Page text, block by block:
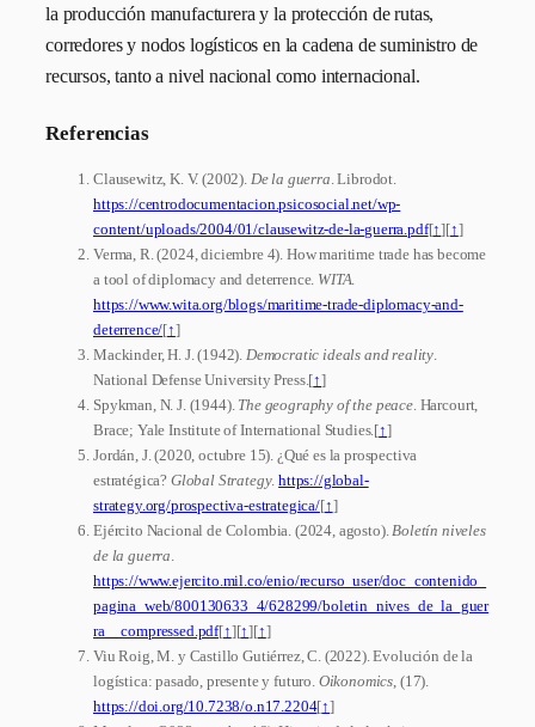
la producción manufacturera y la protección de rutas,
corredores y nodos logísticos en la cadena de suministro de
recursos, tanto a nivel nacional como internacional.
Referencias
Clausewitz, K. V. (2002). De la guerra . Librodot.
https://centrodocumentacion.psicosocial.net/wp-
content/uploads/2004/01/clausewitz-de-la-guerra.pdf[↑][↑]
Verma, R. (2024, diciembre 4). How maritime trade has become
a tool of diplomacy and deterrence. WITA
https://www.wita.org/blogs/maritime-trade-diplomacy-and-
deterrence/[↑]
Mackinder, H. J. (1942). Democratic ideals and reality
National Defense University Press. [↑]
Spykman, N. J. (1944). The geography of the peace. Harcourt,
Brace; Yale Institute of International Studies. [↑]
Jordán, J. (2020, octubre 15). ¿Qué es la prospectiva
estratégica? Global Strategy.https://global-
strategy.org/prospectiva-estrategica/[↑]
Ejército Nacional de Colombia. (2024, agosto). Boletín niveles
de la guerra
https://www.ejercito.mil.co/enio/recurso_user/doc_contenido_
pagina_web/800130633_4/628299/boletin_nives_de_la_guer
ra__compressed.pdf[↑][↑][↑]
Viu Roig, M. y Castillo Gutiérrez, C. (2022). Evolución de la
logística: pasado, presente y futuro. Oikonomics , (17).
https://doi.org/10.7238/o.n17.2204[↑]